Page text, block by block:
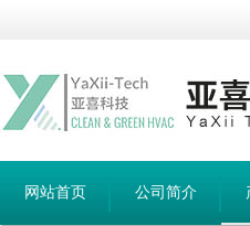
网站首页 公司简介